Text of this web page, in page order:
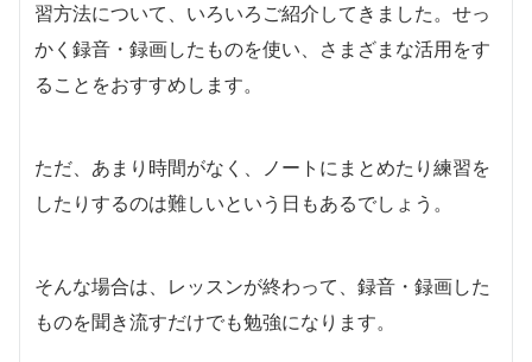
習方法について、いろいろご紹介してきました。せっ
かく録音・録画したものを使い、さまざまな活用をす
ることをおすすめします。
ただ、あまり時間がなく、ノートにまとめたり練習を
したりするのは難しいという日もあるでしょう。
そんな場合は、レッスンが終わって、録音・録画した
ものを聞き流すだけでも勉強になります。